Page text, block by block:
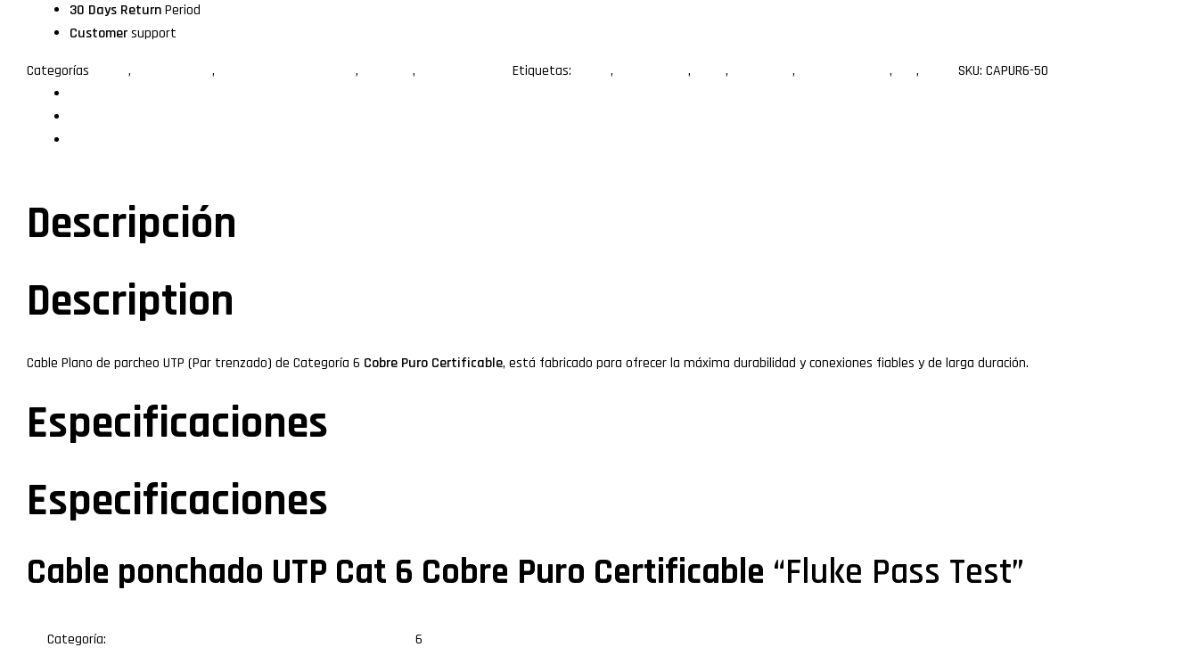
30 Days ReturnPeriod
Customersupport
Categorías
, , , , Etiquetas: , , , , , , SKU: CAPUR6-50
Descripción
Description
Cable Plano de parcheo UTP (Par trenzado) de Categoría 6 Cobre Puro Certificable, está fabricado para ofrecer la máxima durabilidad y conexiones fiables y de larga duración.
Especificaciones
Especificaciones
Cable ponchado UTP Cat 6 Cobre Puro Certificable “Fluke Pass Test”
Categoría: 6